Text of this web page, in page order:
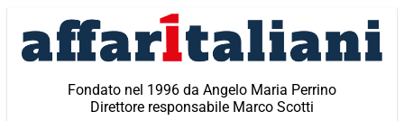
contenuto
Fondato nel 1996 da Angelo Maria Perrino
Direttore responsabile Marco Scotti